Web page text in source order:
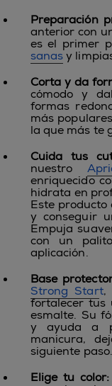
Preparación
anterior con
es el primer
sanasy
Corta y da
cómodo y
formas
más
la que más te
Cuida tus
nuestro
enriquecido
hidrata en
Este
y conseguir
Empuja
con un
aplicación.
Base
Strong Start,
fortalecer tus
esmalte. Su
y ayuda a
manicura,
siguiente paso.
Elige tu color: